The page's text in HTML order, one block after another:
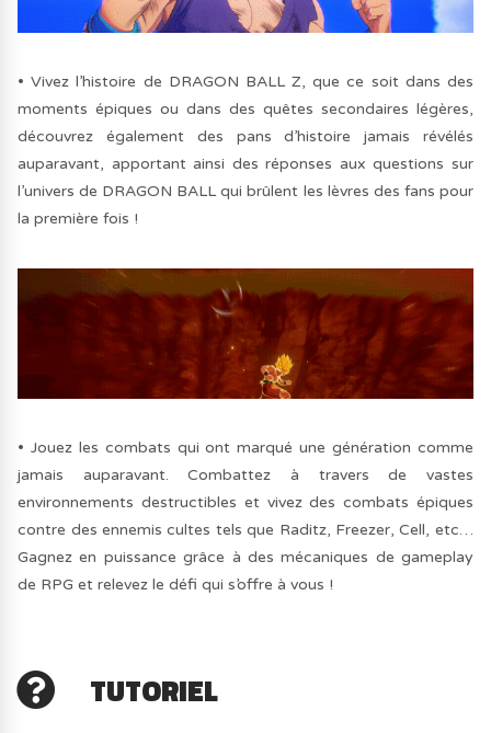
• Vivez l’histoire de DRAGON BALL Z, que ce soit dans des
moments épiques ou dans des quêtes secondaires légères,
découvrez également des pans d’histoire jamais révélés
auparavant, apportant ainsi des réponses aux questions sur
l’univers de DRAGON BALL qui brûlent les lèvres des fans pour
la première fois !
• Jouez les combats qui ont marqué une génération comme
jamais auparavant. Combattez à travers de vastes
environnements destructibles et vivez des combats épiques
contre des ennemis cultes tels que Raditz, Freezer, Cell, etc…
Gagnez en puissance grâce à des mécaniques de gameplay
de RPG et relevez le défi qui s’offre à vous !
TUTORIEL